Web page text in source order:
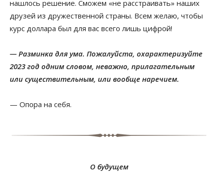
нашлось решение. Сможем «не расстраивать» наших
друзей из дружественной страны. Всем желаю, чтобы
курс доллара был для вас всего лишь цифрой!
— Разминка для ума. Пожалуйста, охарактеризуйте
2023 год одним словом, неважно, прилагательным
или существительным, или вообще наречием.
— Опора на себя.
О будущем